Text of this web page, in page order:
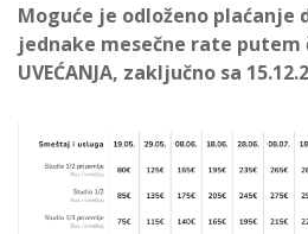
Moguće je odloženo plaćanje
jednake mesečne rate putem
UVEĆANJA, zaključno sa